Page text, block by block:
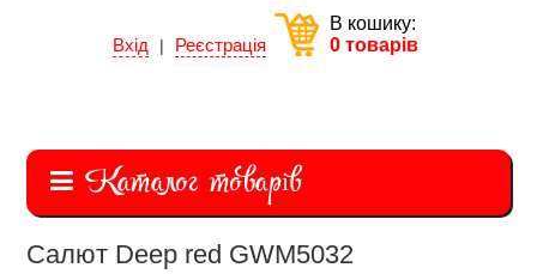
Вхід | Реєстрація
В кошику:
0 товарів
Каталог товарів
Салют Deep red GWM5032